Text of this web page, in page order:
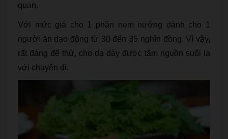
quan.
Với mức giá cho 1 phần nem nướng dành cho 1
người ăn dao động từ 30 đến 35 nghìn đồng. Vì vậy,
rất đáng để thử, cho dạ dày được tắm nguồn suối lạ
với chuyến đi.